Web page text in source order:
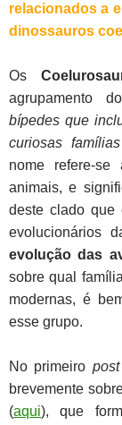
relacionados a
dinossauros
Os
agrupamento
bípedes que
curiosas
nome refere-se
animais, e
deste clado que
evolucionários
evolução das
sobre qual
modernas, é
esse grupo.
No primeiro
brevemente
(aqui), que